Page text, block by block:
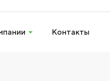
Контакты